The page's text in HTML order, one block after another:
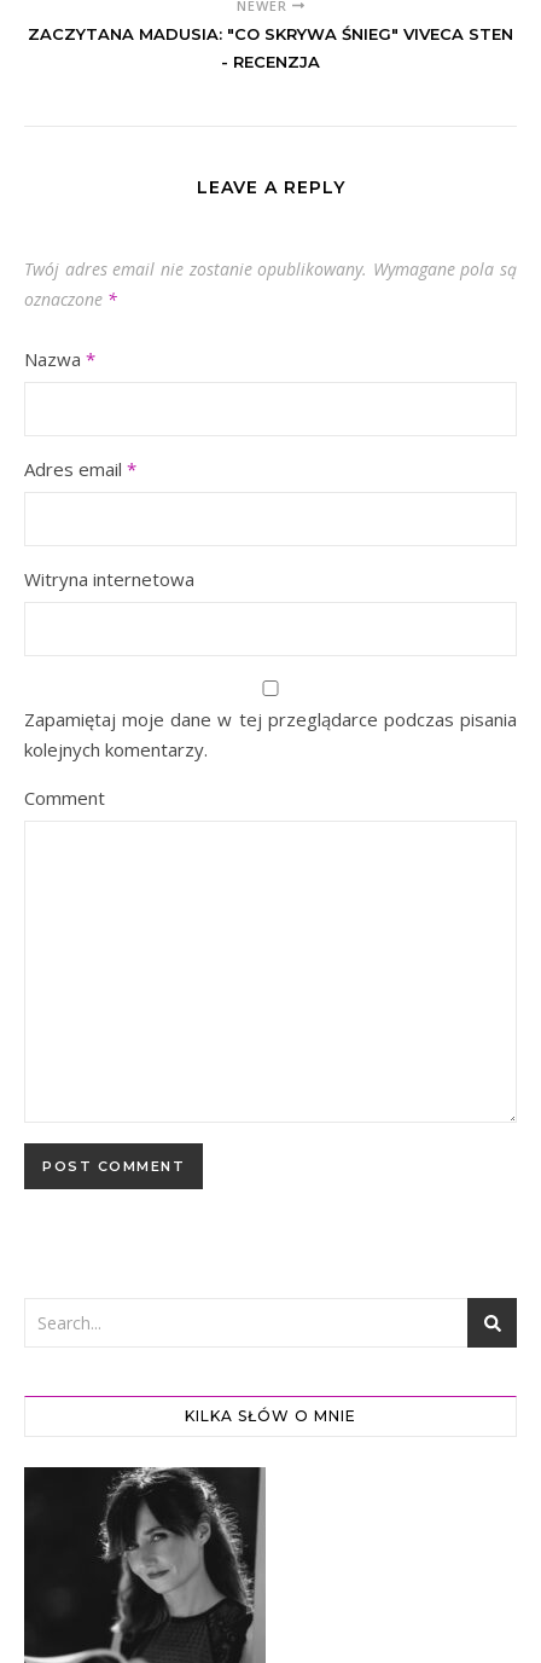
NEWER
ZACZYTANA MADUSIA: "CO SKRYWA ŚNIEG" VIVECA STEN
- RECENZJA
LEAVE A REPLY
Twój adres email nie zostanie opublikowany. Wymagane pola są
oznaczone *
Nazwa *
Adres email *
Witryna internetowa
Zapamiętaj moje dane w tej przeglądarce podczas pisania
kolejnych komentarzy.
Comment
KILKA SŁÓW O MNIE